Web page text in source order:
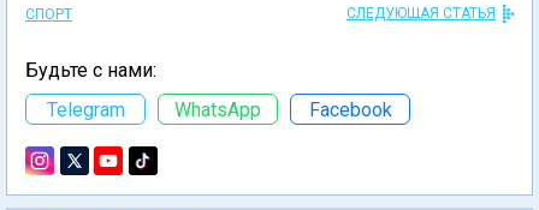
СПОРТ СЛЕДУЮЩАЯ СТАТЬЯ
Будьте с нами:
Telegram
WhatsApp Facebook